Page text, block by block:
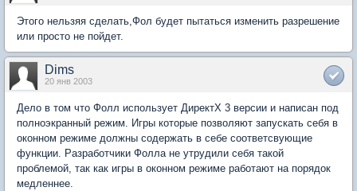
Этого нельзяя сделать,Фол будет пытаться изменить разрешение
или просто не пойдет.
Dims
20 янв 2003
Дело в том что Фолл использует ДиректХ 3 версии и написан под
полноэкранный режим. Игры которые позволяют запускать себя в
оконном режиме должны содержать в себе соответсвующие
функции. Разработчики Фолла не утрудили себя такой
проблемой, так как игры в оконном режиме работают на порядок
медленнее.